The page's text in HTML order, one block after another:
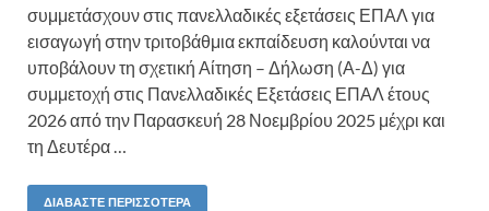
συμμετάσχουν στις πανελλαδικές εξετάσεις ΕΠΑΛ για
εισαγωγή στην τριτοβάθμια εκπαίδευση καλούνται να
υποβάλουν τη σχετική Αίτηση – Δήλωση (Α-Δ) για
συμμετοχή στις Πανελλαδικές Εξετάσεις ΕΠΑΛ έτους
2026 από την Παρασκευή 28 Νοεμβρίου 2025 μέχρι και
τη Δευτέρα …
ΔΙΑΒΆΣΤΕ ΠΕΡΙΣΣΌΤΕΡΑ